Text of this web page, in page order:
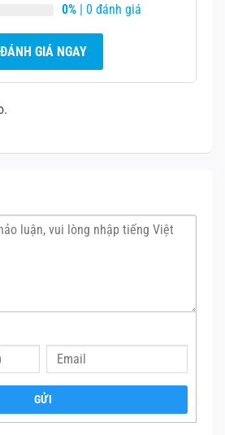
0% | 0 đánh giá
ĐÁNH GIÁ NGAY
GỬI